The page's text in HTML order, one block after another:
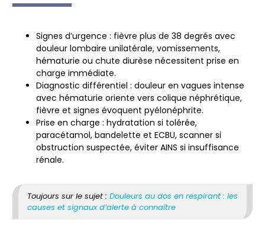
Signes d’urgence : fièvre plus de 38 degrés avec
douleur lombaire unilatérale, vomissements,
hématurie ou chute diurèse nécessitent prise en
charge immédiate.
Diagnostic différentiel : douleur en vagues intense
avec hématurie oriente vers colique néphrétique,
fièvre et signes évoquent pyélonéphrite.
Prise en charge : hydratation si tolérée,
paracétamol, bandelette et ECBU, scanner si
obstruction suspectée, éviter AINS si insuffisance
rénale.
Toujours sur le sujet : Douleurs au dos en respirant : les
causes et signaux d’alerte à connaître